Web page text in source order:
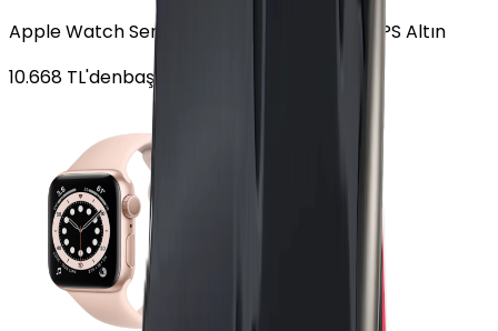
Apple Watch Series 6 Alüminyum 40mm GPS Altın
10.668 TL'denbaşlayan fiyatlar